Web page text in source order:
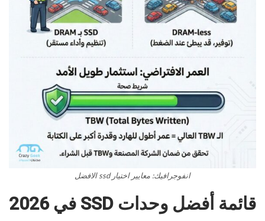
انفوجرافيك: معايير اختيار ssd الافضل
قائمة أفضل وحدات SSD في 2026